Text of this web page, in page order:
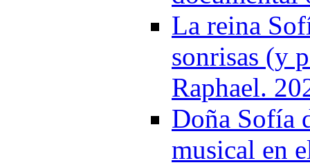
La reina
sonrisas (y
Raphael.
Doña Sofía
musical en